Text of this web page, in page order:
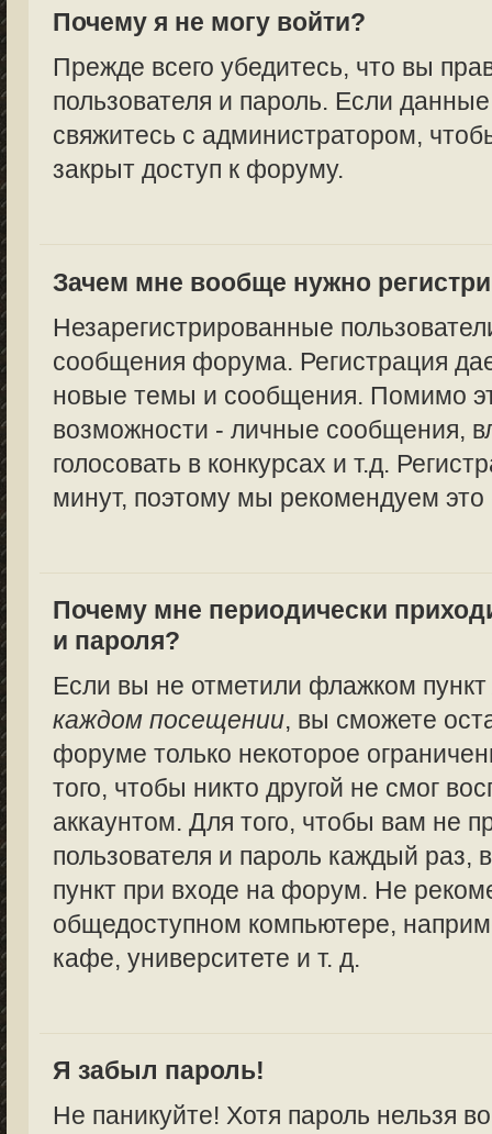
Почему я не могу войти?
Прежде всего убедитесь, что вы
пользователя и пароль. Если
свяжитесь с администратором,
закрыт доступ к форуму.
Зачем мне вообще нужно
Незарегистрированные
сообщения форума. Регистрация
новые темы и сообщения. Помимо
возможности - личные сообщения,
голосовать в конкурсах и т.д.
минут, поэтому мы рекомендуем это
Почему мне периодически
и пароля?
Если вы не отметили флажком
каждом посещении, вы сможете
форуме только некоторое
того, чтобы никто другой не смог
аккаунтом. Для того, чтобы вам не
пользователя и пароль каждый
пункт при входе на форум. Не
общедоступном компьютере,
кафе, университете и т. д.
Я забыл пароль!
Не паникуйте! Хотя пароль нельзя